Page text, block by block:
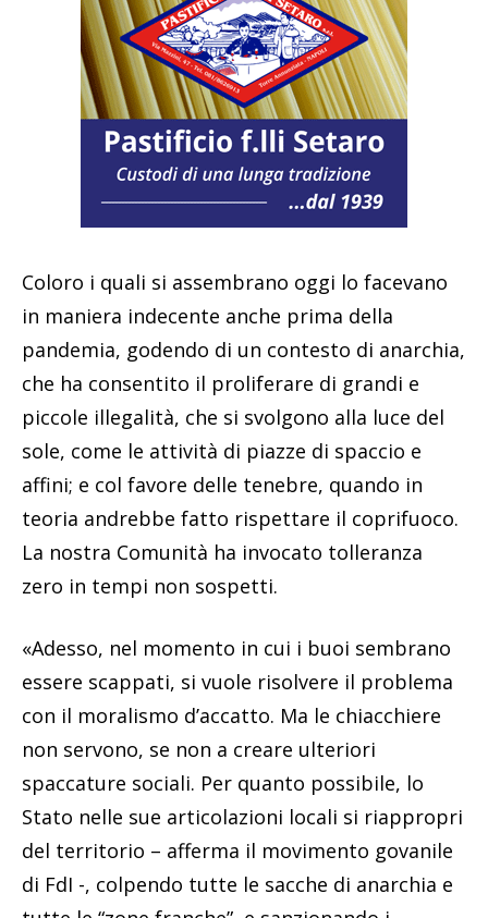
Coloro i quali si assembrano oggi lo facevano
in maniera indecente anche prima della
pandemia, godendo di un contesto di anarchia,
che ha consentito il proliferare di grandi e
piccole illegalità, che si svolgono alla luce del
sole, come le attività di piazze di spaccio e
affini; e col favore delle tenebre, quando in
teoria andrebbe fatto rispettare il coprifuoco.
La nostra Comunità ha invocato tolleranza
zero in tempi non sospetti.
«Adesso, nel momento in cui i buoi sembrano
essere scappati, si vuole risolvere il problema
con il moralismo d’accatto. Ma le chiacchiere
non servono, se non a creare ulteriori
spaccature sociali. Per quanto possibile, lo
Stato nelle sue articolazioni locali si riappropri
del territorio – afferma il movimento govanile
di FdI -, colpendo tutte le sacche di anarchia e